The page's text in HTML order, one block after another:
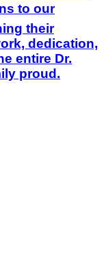
to our
their
dedication,
entire Dr.
proud.